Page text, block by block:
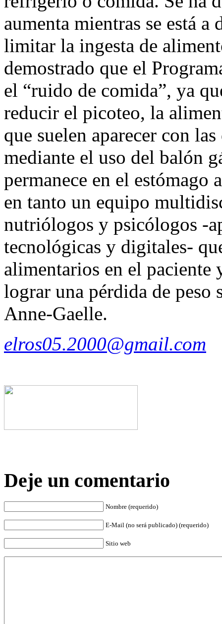
aumenta mientras se está
limitar la ingesta de
demostrado que el
el “ruido de comida”, ya
reducir el picoteo, la
que suelen aparecer con
mediante el uso del balón
permanece en el estómago
en tanto un equipo
nutriólogos y psicólogos -
tecnológicas y digitales-
alimentarios en el paciente
lograr una pérdida de peso
Anne-Gaelle.
elros05.2000@gmail.com
Deje un comentario
Nombre (requerido)
E-Mail (no será publicado) (requerido)
Sitio web